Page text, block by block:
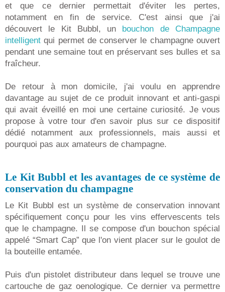
et que ce dernier permettait d'éviter les pertes,
notamment en fin de service. C'est ainsi que j'ai
découvert le Kit Bubbl, un bouchon de Champagne
intelligent qui permet de conserver le champagne ouvert
pendant une semaine tout en préservant ses bulles et sa
fraîcheur.
De retour à mon domicile, j'ai voulu en apprendre
davantage au sujet de ce produit innovant et anti-gaspi
qui avait éveillé en moi une certaine curiosité. Je vous
propose à votre tour d'en savoir plus sur ce dispositif
dédié notamment aux professionnels, mais aussi et
pourquoi pas aux amateurs de champagne.
Le Kit Bubbl et les avantages de ce système de
conservation du champagne
Le Kit Bubbl est un système de conservation innovant
spécifiquement conçu pour les vins effervescents tels
que le champagne. Il se compose d'un bouchon spécial
appelé “Smart Cap” que l'on vient placer sur le goulot de
la bouteille entamée.
Puis d'un pistolet distributeur dans lequel se trouve une
cartouche de gaz oenologique. Ce dernier va permettre